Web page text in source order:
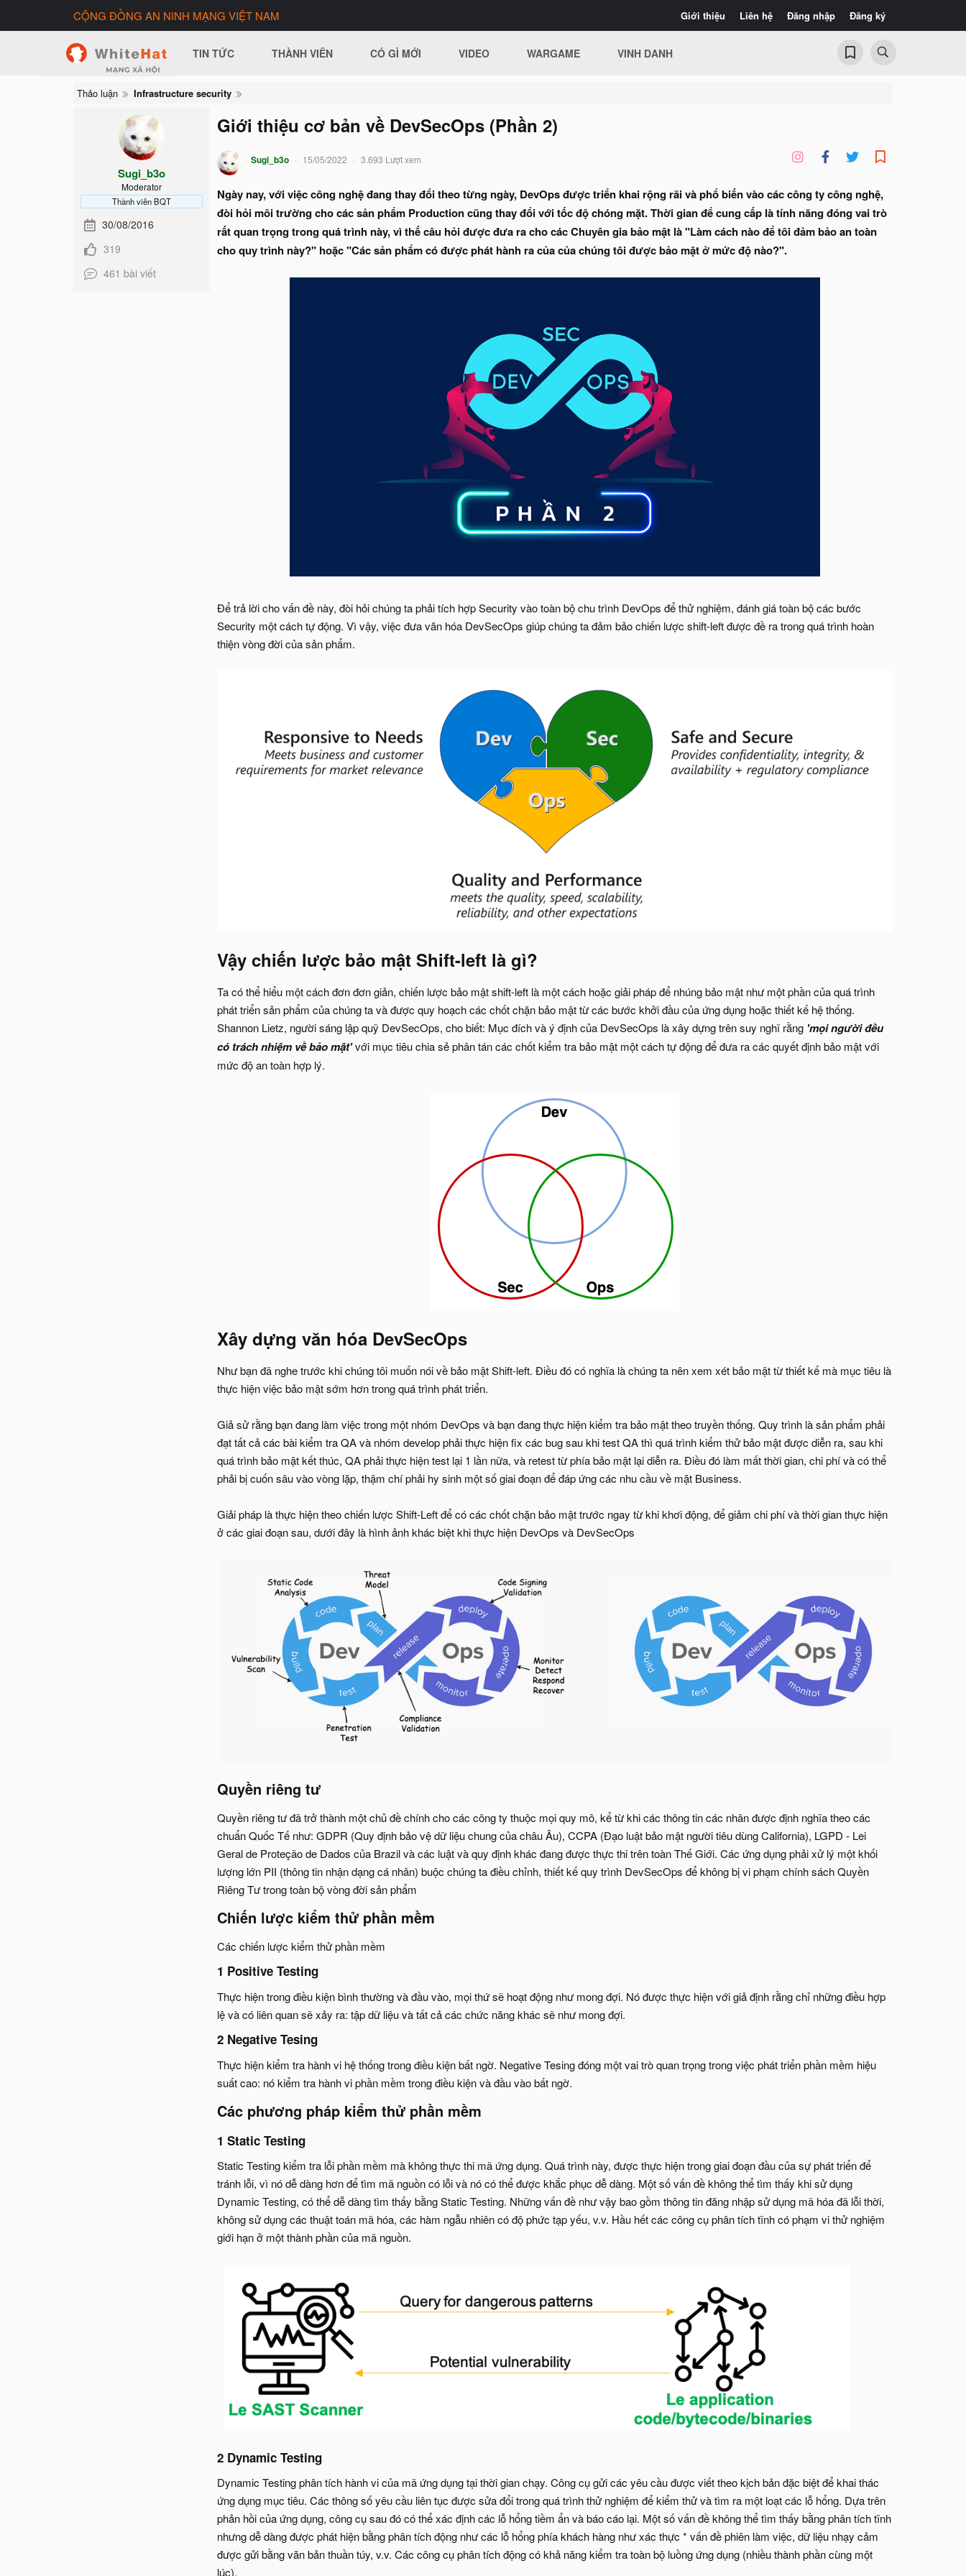
Giới thiệu Liên hệ Đăng nhập Đăng ký
CỘNG ĐỒNG AN NINH MẠNG VIỆT NAM
TIN TỨC THÀNH VIÊN CÓ GÌ MỚI VIDEO WARGAME VINH DANH
Thảo luận Infrastructure security
Sugi_b3o
Moderator
Thành viên BQT
30/08/2016
319
461 bài viết
Giới thiệu cơ bản về DevSecOps (Phần 2)
Sugi_b3o 15/05/2022 3.693 Lượt xem
Ngày nay, với việc công nghệ đang thay đổi theo từng ngày, DevOps được triển khai rộng rãi và phổ biến vào các công ty công nghệ,
đòi hỏi môi trường cho các sản phẩm Production cũng thay đổi với tốc độ chóng mặt. Thời gian để cung cấp là tính năng đóng vai trò
rất quan trọng trong quá trình này, vì thế câu hỏi được đưa ra cho các Chuyên gia bảo mật là "Làm cách nào để tôi đảm bảo an toàn
cho quy trình này?" hoặc "Các sản phẩm có được phát hành ra của của chúng tôi được bảo mật ở mức độ nào?".
Để trả lời cho vấn đề này, đòi hỏi chúng ta phải tích hợp Security vào toàn bộ chu trình DevOps để thử nghiệm, đánh giá toàn bộ các bước
Security một cách tự động. Vì vậy, việc đưa văn hóa DevSecOps giúp chúng ta đảm bảo chiến lược shift-left được đề ra trong quá trình hoàn
thiện vòng đời của sản phẩm.
Vậy chiến lược bảo mật Shift-left là gì?​
Ta có thể hiểu một cách đơn đơn giản, chiến lược bảo mật shift-left là một cách hoặc giải pháp để nhúng bảo mật như một phần của quá trình
phát triển sản phẩm của chúng ta và được quy hoạch các chốt chặn bảo mật từ các bước khởi đầu của ứng dụng hoặc thiết kế hệ thống.
Shannon Lietz, người sáng lập quỹ DevSecOps, cho biết: Mục đích và ý định của DevSecOps là xây dựng trên suy nghĩ rằng 'mọi người đều
có trách nhiệm về bảo mật'với mục tiêu chia sẻ phân tán các chốt kiểm tra bảo mật một cách tự động để đưa ra các quyết định bảo mật với
mức độ an toàn hợp lý.
Xây dựng văn hóa DevSecOps​
Như bạn đã nghe trước khi chúng tôi muốn nói về bảo mật Shift-left. Điều đó có nghĩa là chúng ta nên xem xét bảo mật từ thiết kế mà mục tiêu là
thực hiện việc bảo mật sớm hơn trong quá trình phát triển.
Giả sử rằng bạn đang làm việc trong một nhóm DevOps và bạn đang thực hiện kiểm tra bảo mật theo truyền thống. Quy trình là sản phẩm phải
đạt tất cả các bài kiểm tra QA và nhóm develop phải thực hiện fix các bug sau khi test QA thì quá trình kiểm thử bảo mật được diễn ra, sau khi
quá trình bảo mật kết thúc, QA phải thực hiện test lại 1 lần nữa, và retest từ phía bảo mật lại diễn ra. Điều đó làm mất thời gian, chi phí và có thể
phải bị cuốn sâu vào vòng lặp, thậm chí phải hy sinh một số giai đoạn để đáp ứng các nhu cầu về mặt Business.
Giải pháp là thực hiện theo chiến lược Shift-Left để có các chốt chặn bảo mật trước ngay từ khi khơi động, để giảm chi phí và thời gian thực hiện
ở các giai đoạn sau, dưới đây là hình ảnh khác biệt khi thực hiện DevOps và DevSecOps
Quyền riêng tư​
Quyền riêng tư đã trở thành một chủ đề chính cho các công ty thuộc mọi quy mô, kể từ khi các thông tin các nhân được định nghĩa theo các
chuẩn Quốc Tế như: GDPR (Quy định bảo vệ dữ liệu chung của châu Âu), CCPA (Đạo luật bảo mật người tiêu dùng California), LGPD - Lei
Geral de Proteção de Dados của Brazil và các luật và quy định khác đang được thực thi trên toàn Thế Giới. Các ứng dụng phải xử lý một khối
lượng lớn PII (thông tin nhận dạng cá nhân) buộc chúng ta điều chỉnh, thiết kế quy trình DevSecOps để không bị vi phạm chính sách Quyền
Riêng Tư trong toàn bộ vòng đời sản phẩm
Chiến lược kiểm thử phần mềm​
Các chiến lược kiểm thử phần mềm
1 Positive Testing
Thực hiện trong điều kiện bình thường và đầu vào, mọi thứ sẽ hoạt động như mong đợi. Nó được thực hiện với giả định rằng chỉ những điều hợp
lệ và có liên quan sẽ xảy ra: tập dữ liệu và tất cả các chức năng khác sẽ như mong đợi.
2 Negative Tesing
Thực hiện kiểm tra hành vi hệ thống trong điều kiện bất ngờ. Negative Tesing đóng một vai trò quan trọng trong việc phát triển phần mềm hiệu
suất cao: nó kiểm tra hành vi phần mềm trong điều kiện và đầu vào bất ngờ.
Các phương pháp kiểm thử phần mềm​
1 Static Testing
Static Testing kiểm tra lỗi phần mềm mà không thực thi mã ứng dụng. Quá trình này, được thực hiện trong giai đoạn đầu của sự phát triển để
tránh lỗi, vì nó dễ dàng hơn để tìm mã nguồn có lỗi và nó có thể được khắc phục dễ dàng. Một số vấn đề không thể tìm thấy khi sử dụng
Dynamic Testing, có thể dễ dàng tìm thấy bằng Static Testing. Những vấn đề như vậy bao gồm thông tin đăng nhập sử dụng mã hóa đã lỗi thời,
không sử dụng các thuật toán mã hóa, các hàm ngẫu nhiên có độ phức tạp yếu, v.v. Hầu hết các công cụ phân tích tĩnh có phạm vi thử nghiệm
giới hạn ở một thành phần của mã nguồn.
2 Dynamic Testing
Dynamic Testing phân tích hành vi của mã ứng dụng tại thời gian chạy. Công cụ gửi các yêu cầu được viết theo kịch bản đặc biệt để khai thác
ứng dụng mục tiêu. Các thông số yêu cầu liên tục được sửa đổi trong quá trình thử nghiệm để kiểm thử và tìm ra một loạt các lỗ hổng. Dựa trên
phản hồi của ứng dụng, công cụ sau đó có thể xác định các lỗ hổng tiềm ẩn và báo cáo lại. Một số vấn đề không thể tìm thấy bằng phân tích tĩnh
nhưng dễ dàng được phát hiện bằng phân tích động như các lỗ hổng phía khách hàng như xác thực * vấn đề phiên làm việc, dữ liệu nhạy cảm
được gửi bằng văn bản thuần túy, v.v. Các công cụ phân tích động có khả năng kiểm tra toàn bộ luồng ứng dụng (nhiều thành phần cùng một
lúc).